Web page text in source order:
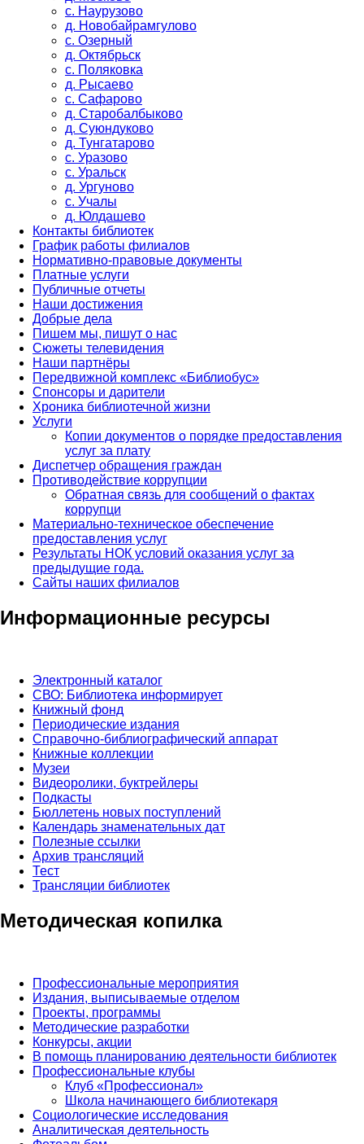
с. Наурузово
д. Новобайрамгулово
с. Озерный
д. Октябрьск
с. Поляковка
д. Рысаево
с. Сафарово
д. Старобалбыково
д. Суюндуково
д. Тунгатарово
с. Уразово
с. Уральск
д. Ургуново
с. Учалы
д. Юлдашево
Контакты библиотек
График работы филиалов
Нормативно-правовые документы
Платные услуги
Публичные отчеты
Наши достижения
Добрые дела
Пишем мы, пишут о нас
Сюжеты телевидения
Наши партнёры
Передвижной комплекс «Библиобус»
Спонсоры и дарители
Хроника библиотечной жизни
Услуги
Копии документов о порядке предоставления
услуг за плату
Диспетчер обращения граждан
Противодействие коррупции
Обратная связь для сообщений о фактах
коррупци
Материально-техническое обеспечение
предоставления услуг
Результаты НОК условий оказания услуг за
предыдущие года.
Сайты наших филиалов
Информационные ресурсы
Электронный каталог
СВО: Библиотека информирует
Книжный фонд
Периодические издания
Справочно-библиографический аппарат
Книжные коллекции
Музеи
Видеоролики, буктрейлеры
Подкасты
Бюллетень новых поступлений
Календарь знаменательных дат
Полезные ссылки
Архив трансляций
Тест
Трансляции библиотек
Методическая копилка
Профессиональные мероприятия
Издания, выписываемые отделом
Проекты, программы
Методические разработки
Конкурсы, акции
В помощь планированию деятельности библиотек
Профессиональные клубы
Клуб «Профессионал»
Школа начинающего библиотекаря
Социологические исследования
Аналитическая деятельность